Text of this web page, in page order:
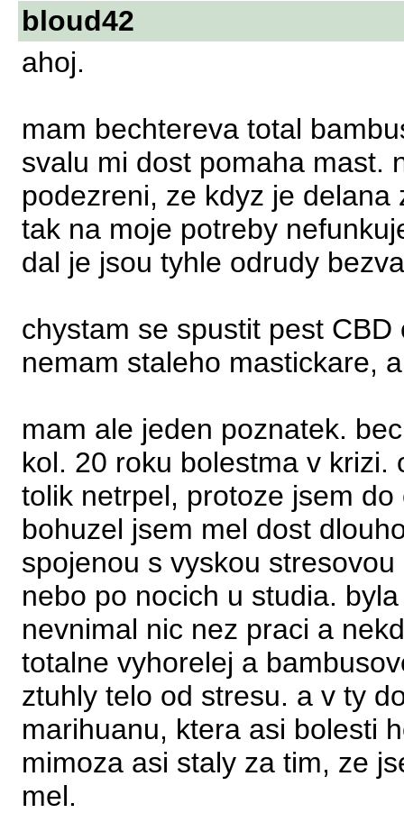
bloud42
ahoj.
mam bechtereva total
svalu mi dost pomaha mast.
podezreni, ze kdyz je
tak na moje potreby
dal je jsou tyhle odrudy
chystam se spustit pest
nemam staleho mastickare,
mam ale jeden poznatek.
kol. 20 roku bolestma v
tolik netrpel, protoze jsem
bohuzel jsem mel dost
spojenou s vyskou
nebo po nocich u studia.
nevnimal nic nez praci a
totalne vyhorelej a
ztuhly telo od stresu. a v ty
marihuanu, ktera asi bolesti
mimoza asi staly za tim, ze
mel.